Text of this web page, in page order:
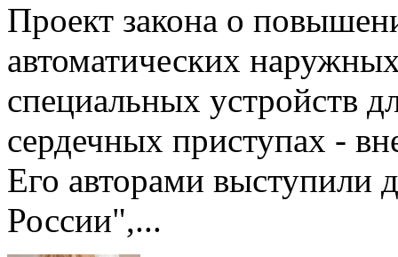
Проект закона о
автоматических
специальных устройств
сердечных приступах -
Его авторами выступили
России",...